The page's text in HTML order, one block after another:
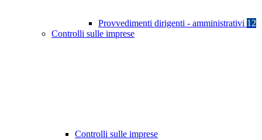
Provvedimenti dirigenti - amministrativi 12
Controlli sulle imprese
Controlli sulle imprese